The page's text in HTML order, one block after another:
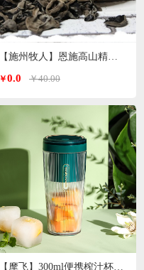
￥0.0 ￥40.00